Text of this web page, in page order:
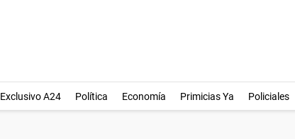
Exclusivo A24 Política Economía Primicias Ya Policiales